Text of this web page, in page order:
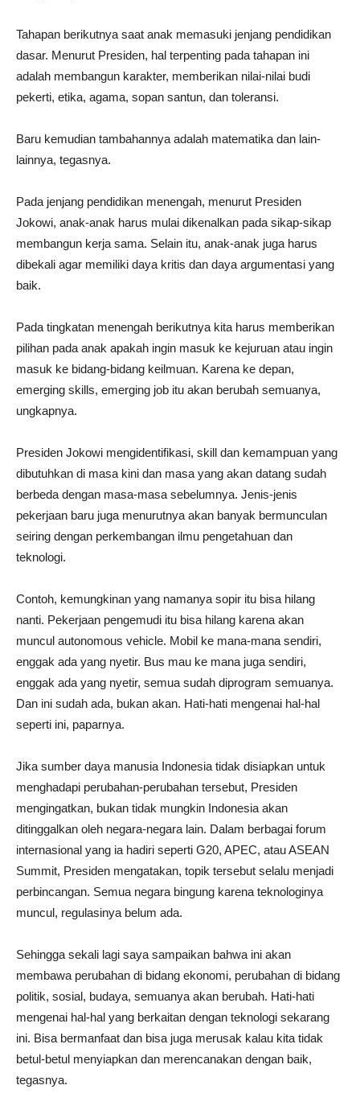
Tahapan berikutnya saat anak memasuki jenjang pendidikan
dasar. Menurut Presiden, hal terpenting pada tahapan ini
adalah membangun karakter, memberikan nilai-nilai budi
pekerti, etika, agama, sopan santun, dan toleransi.
Baru kemudian tambahannya adalah matematika dan lain-
lainnya, tegasnya.
Pada jenjang pendidikan menengah, menurut Presiden
Jokowi, anak-anak harus mulai dikenalkan pada sikap-sikap
membangun kerja sama. Selain itu, anak-anak juga harus
dibekali agar memiliki daya kritis dan daya argumentasi yang
baik.
Pada tingkatan menengah berikutnya kita harus memberikan
pilihan pada anak apakah ingin masuk ke kejuruan atau ingin
masuk ke bidang-bidang keilmuan. Karena ke depan,
emerging skills, emerging job itu akan berubah semuanya,
ungkapnya.
Presiden Jokowi mengidentifikasi, skill dan kemampuan yang
dibutuhkan di masa kini dan masa yang akan datang sudah
berbeda dengan masa-masa sebelumnya. Jenis-jenis
pekerjaan baru juga menurutnya akan banyak bermunculan
seiring dengan perkembangan ilmu pengetahuan dan
teknologi.
Contoh, kemungkinan yang namanya sopir itu bisa hilang
nanti. Pekerjaan pengemudi itu bisa hilang karena akan
muncul autonomous vehicle. Mobil ke mana-mana sendiri,
enggak ada yang nyetir. Bus mau ke mana juga sendiri,
enggak ada yang nyetir, semua sudah diprogram semuanya.
Dan ini sudah ada, bukan akan. Hati-hati mengenai hal-hal
seperti ini, paparnya.
Jika sumber daya manusia Indonesia tidak disiapkan untuk
menghadapi perubahan-perubahan tersebut, Presiden
mengingatkan, bukan tidak mungkin Indonesia akan
ditinggalkan oleh negara-negara lain. Dalam berbagai forum
internasional yang ia hadiri seperti G20, APEC, atau ASEAN
Summit, Presiden mengatakan, topik tersebut selalu menjadi
perbincangan. Semua negara bingung karena teknologinya
muncul, regulasinya belum ada.
Sehingga sekali lagi saya sampaikan bahwa ini akan
membawa perubahan di bidang ekonomi, perubahan di bidang
politik, sosial, budaya, semuanya akan berubah. Hati-hati
mengenai hal-hal yang berkaitan dengan teknologi sekarang
ini. Bisa bermanfaat dan bisa juga merusak kalau kita tidak
betul-betul menyiapkan dan merencanakan dengan baik,
tegasnya.